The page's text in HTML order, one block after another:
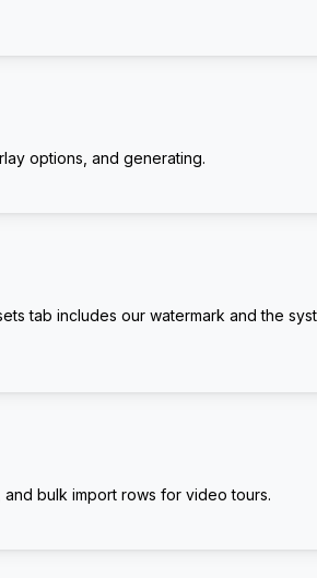
options, and generating.
tab includes our watermark and the
bulk import rows for video tours.